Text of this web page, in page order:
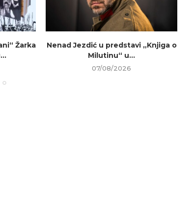
Žarka
Nenad Jezdić u predstavi „Knjiga o
Milutinu“ u...
07/08/2026